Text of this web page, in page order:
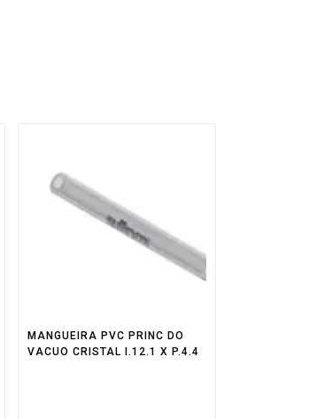
MANGUEIRA PVC PRINC DO
VACUO CRISTAL I.12.1 X P.4.4